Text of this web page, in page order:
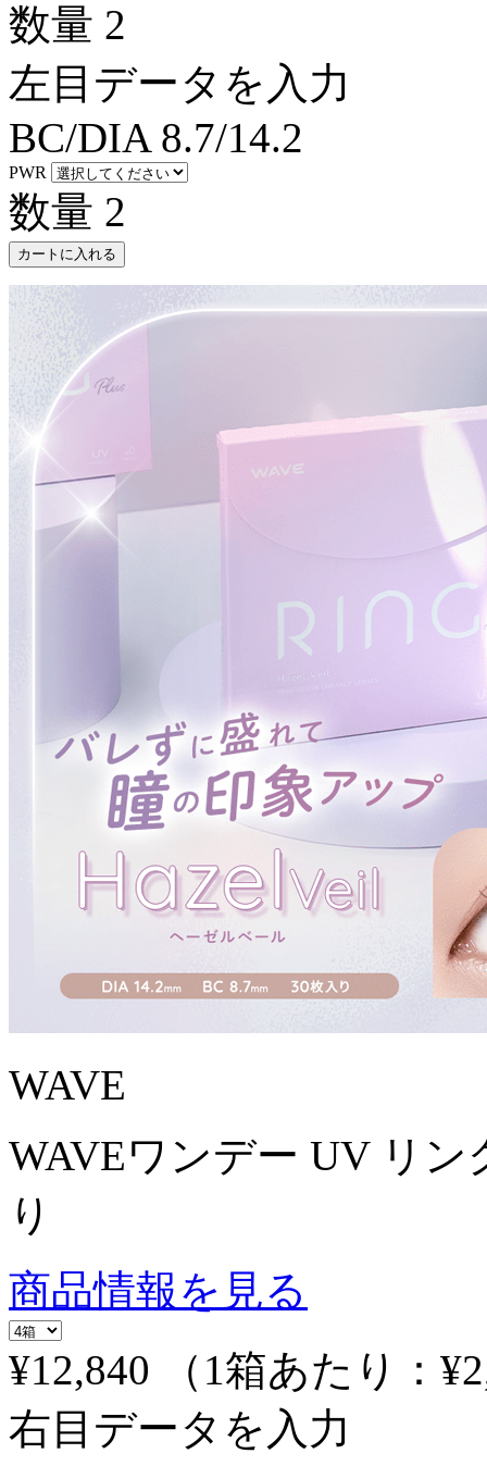
数量 2
左目データを入力
BC/DIA 8.7/14.2
PWR
数量 2
カートに入れる
WAVE
WAVEワンデー UV リン
り
商品情報を見る
¥12,840
（1箱あたり：
右目データを入力